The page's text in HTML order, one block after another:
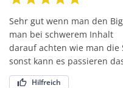
Sehr gut wenn man den
man bei schwerem Inhalt
darauf achten wie man
sonst kann es passieren
Hilfreich